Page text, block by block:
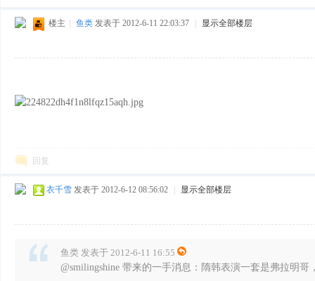
楼主 鱼类 发表于 2012-6-11 22:03:37 显示全部楼层
回复
衣千雪 发表于 2012-6-12 08:56:02 显示全部楼层
鱼类 发表于 2012-6-11 16:55
@smilingshine 带来的一手消息：隋韩表演一套是弗拉明